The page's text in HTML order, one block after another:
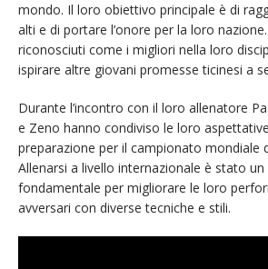
mondo. Il loro obiettivo principale è di
alti e di portare l’onore per la loro
riconosciuti come i migliori nella loro
ispirare altre giovani promesse ticinesi a
Durante l’incontro con il loro allenatore
e Zeno hanno condiviso le loro
preparazione per il campionato mondiale
Allenarsi a livello internazionale è stato un
fondamentale per migliorare le loro
avversari con diverse tecniche e stili.